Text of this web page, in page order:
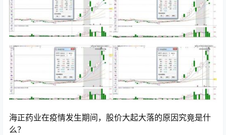
海正药业在疫情发生期间，股价大起大落的原因究竟是什
么？